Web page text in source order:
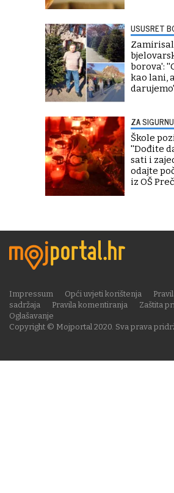
USUSRET
borova':
kao lani,
ZA
Škole
''Dođite
sati i
odajte
iz OŠ
Copyright © Mojportal 2020. Sva prava
Impressum Opći uvjeti korištenja
sadržaja
Pravila komentiranja Zaštita
Oglašavanje